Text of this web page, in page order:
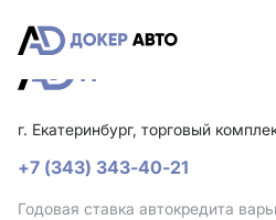
г. Екатеринбург, торговый
+7 (343) 343-40-21
Годовая ставка автокредита